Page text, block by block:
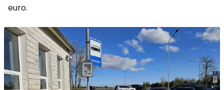
euro.